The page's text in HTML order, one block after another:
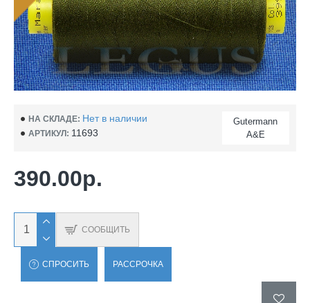
НА СКЛАДЕ: Нет в наличии
АРТИКУЛ: 11693
Gutermann
A&E
390.00р.
СООБЩИТЬ
СПРОСИТЬ РАССРОЧКА